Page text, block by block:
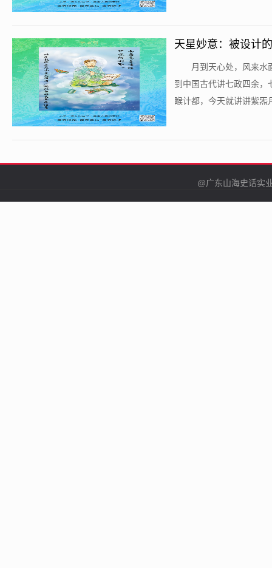
天星妙意：被设计
月到天心处，风来水
到中国古代讲七政四余，
睺计都，今天就讲讲紫
@广东山海史话实